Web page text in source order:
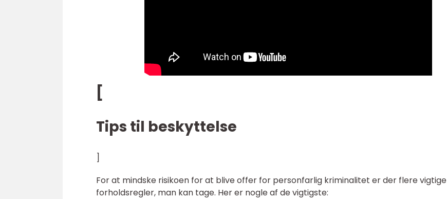
[
Tips til beskyttelse
]
For at mindske risikoen for at blive offer for personfarlig kriminalitet er der flere vigtige
forholdsregler, man kan tage. Her er nogle af de vigtigste: